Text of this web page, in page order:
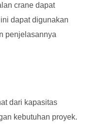
crane dapat
dapat digunakan
penjelasannya
dari kapasitas
kebutuhan proyek.